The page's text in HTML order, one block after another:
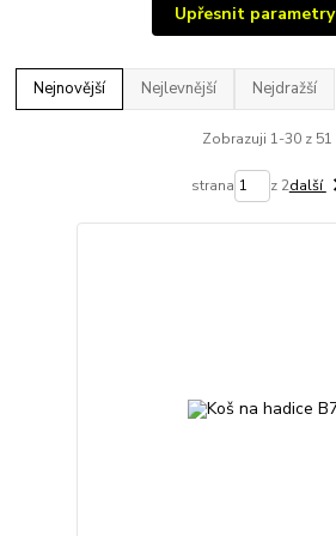
Upřesnit parametry
Nejnovější Nejlevnější Nejdražší
Zobrazuji 1-30 z 51
strana z 2další